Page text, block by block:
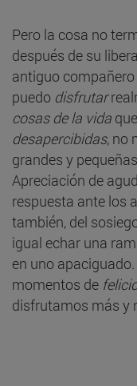
Pero la cosa no
después de su
antiguo
puedo disfrutar
cosas de la vida
desapercibidas, no
grandes y
Apreciación de
respuesta ante los
también, del
igual echar una
en uno
momentos de
disfrutamos más y